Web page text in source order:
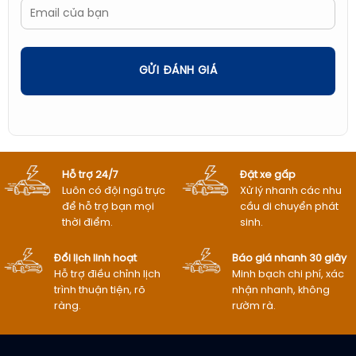
nằm ở sự cân bằng: không quá xa nhịp sinh hoạt thành phố,
nhưng vẫn có không gian xanh và khuôn viên nghỉ dưỡng.
Theo góc nhìn củaMũi Né Việt Nam, đây là yếu tố khiến
Ocean Dunes Resort Phan Thiết phù hợp với gia đình có trẻ
nhẹ nhàng trong khu nghỉ dưỡng ven biển.
Vị trí Ocean Dunes Resort tại 1 Tôn Đức Thắng Phan Thiết Bình Thuận
Giá phòng Ocean Dunes Resort
GỬI ĐÁNH GIÁ
Hỗ trợ 24/7
Luôn có đội ngũ trực
để hỗ trợ bạn mọi
thời điểm.
Đặt xe gấp
Xử lý nhanh các nhu
cầu di chuyển phát
sinh.
Đổi lịch linh hoạt
Hỗ trợ điều chỉnh lịch
trình thuận tiện, rõ
ràng.
Báo giá nhanh 30 giây
Minh bạch chi phí, xác
nhận nhanh, không
rườm rà.